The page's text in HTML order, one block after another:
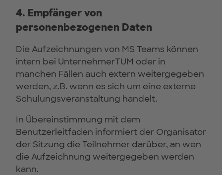
4. Empfänger von
personenbezogenen Daten
Die Aufzeichnungen von MS Teams können
intern bei UnternehmerTUM oder in
manchen Fällen auch extern weitergegeben
werden, z.B. wenn es sich um eine externe
Schulungsveranstaltung handelt.
In Übereinstimmung mit dem
Benutzerleitfaden informiert der Organisator
der Sitzung die Teilnehmer darüber, an wen
die Aufzeichnung weitergegeben werden
kann.